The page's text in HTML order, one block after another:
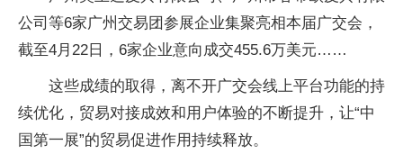
公司等6家广州交易团参展企业集聚亮相本届广交会，
截至4月22日，6家企业意向成交455.6万美元……
这些成绩的取得，离不开广交会线上平台功能的持
续优化，贸易对接成效和用户体验的不断提升，让“中
国第一展”的贸易促进作用持续释放。